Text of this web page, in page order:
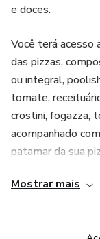
e doces.
Você terá acesso
das pizzas,
ou integral,
tomate,
crostini, fogazza,
acompanhado
patamar da sua
Mostrar mais